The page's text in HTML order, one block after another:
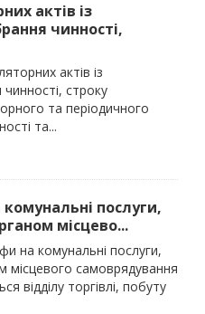
актів із
чинності,
актів із
строку
та періодичного
та...
послуги,
місцево...
на комунальні послуги,
місцевого самоврядування
відділу торгівлі, побуту